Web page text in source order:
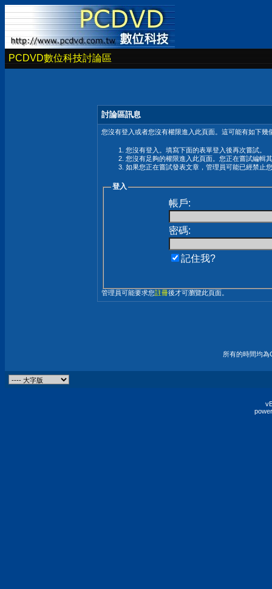
PCDVD數位科技討論區
討論區訊息
您沒有登入或者您沒有權限進入此頁面。這可能有如下幾
您沒有登入。填寫下面的表單登入後再次嘗試。
您沒有足夠的權限進入此頁面。您正在嘗試編輯
如果您正在嘗試發表文章，管理員可能已經禁止
登入
帳戶:
密碼:
記住我?
管理員可能要求您註冊後才可瀏覽此頁面。
所有的時間均為